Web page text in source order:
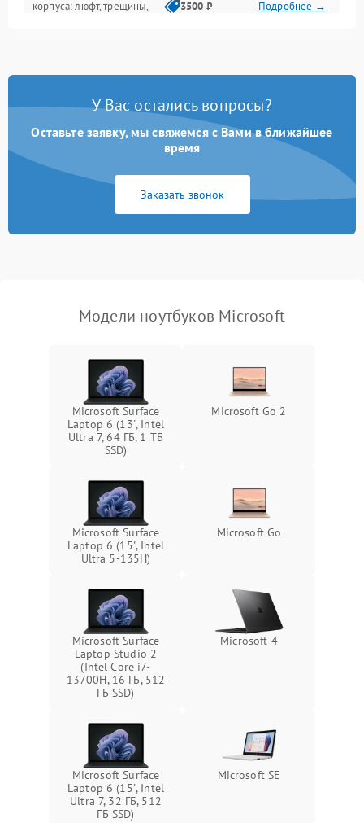
корпуса: люфт, трещины,
3500 ₽ Подробнее →
быстрая разрядка,
2500 ₽ Подробнее →
Неисправность зарядного
питания
2000 ₽ Подробнее →
неисправности кулера
пропадание диска
оперативной памяти:
вылеты приложений,
синие экраны
Подробнее →
Проблемы Wi‑Fi или
Bluetooth модулей
У Вас остались вопросы?
Оставьте заявку, мы свяжемся с Вами в ближайшее
время
Заказать звонок
Модели ноутбуков Microsoft
Microsoft Surface
Laptop 6 (13", Intel
Ultra 7, 64 ГБ, 1 ТБ
SSD)
Microsoft Go 2
Microsoft Surface
Laptop 6 (15", Intel
Ultra 5-135H)
Microsoft Go
Microsoft Surface
Laptop Studio 2
(Intel Core i7-
13700H, 16 ГБ, 512
ГБ SSD)
Microsoft 4
Microsoft Surface
Laptop 6 (15", Intel
Ultra 7, 32 ГБ, 512
ГБ SSD)
Microsoft SE